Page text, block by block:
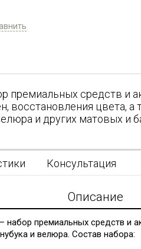
премиальных средств и
восстановления цвета,
и других матовых и
Консультация
Описание
набор премиальных средств и
и велюра. Состав набора: